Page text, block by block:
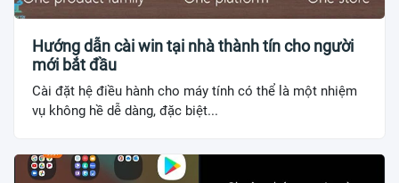
Hướng dẫn cài win tại nhà thành tín cho người
mới bắt đầu
Cài đặt hệ điều hành cho máy tính có thể là một nhiệm
vụ không hề dễ dàng, đặc biệt...